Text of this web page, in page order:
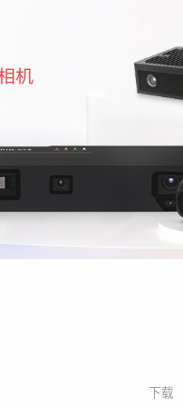
机
下载